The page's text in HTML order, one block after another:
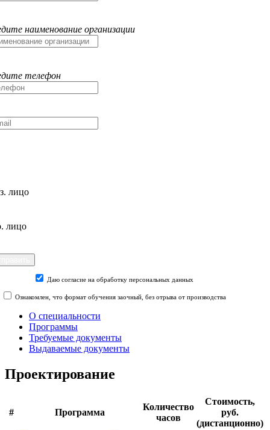
наименование организации
телефон
лицо
лицо
Даю согласие на обработку персональных данных
Ознакомлен, что формат обучения заочный, без отрыва от производства
О специальности
Программы
Требуемые документы
Выдаваемые документы
Проектирование
# Программа
Количество
часов
Стоимость,
руб.
(дистанционно)